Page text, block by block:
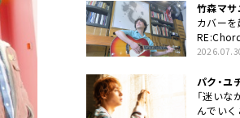
竹森マサ
カバーを
パク・ユ
「迷いな
んでいく